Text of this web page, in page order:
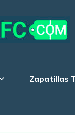
Zapatillas